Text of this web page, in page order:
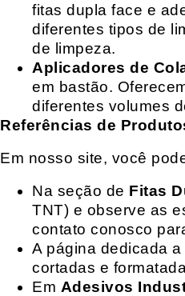
fitas dupla face e
diferentes tipos de
de limpeza.
Aplicadores de
em bastão.
diferentes volumes
Referências de
Em nosso site, você
Na seção de Fitas
TNT) e observe as
contato conosco
A página dedicada a
cortadas e
Em Adesivos